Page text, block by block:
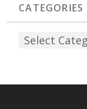
CATEGORIES